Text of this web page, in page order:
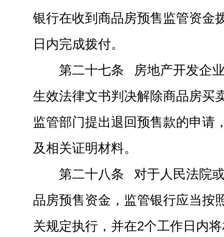
银行在收到商品房预售监管资金
日内完成拨付。
第二十七条 房地产开发企
生效法律文书判决解除商品房买
监管部门提出退回预售款的申请
及相关证明材料。
第二十八条 对于人民法院
品房预售资金，监管银行应当按
关规定执行，并在2个工作日内